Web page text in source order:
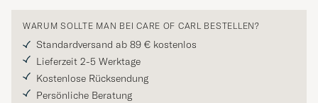
WARUM SOLLTE MAN BEI CARE OF CARL BESTELLEN?
Standardversand ab 89 € kostenlos
Lieferzeit 2-5 Werktage
Kostenlose Rücksendung
Persönliche Beratung